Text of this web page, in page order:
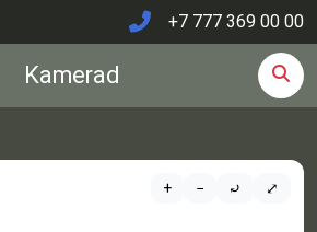
+7 777 369 00 00
Kamerad
+ − ⤾ ⤢